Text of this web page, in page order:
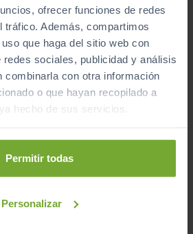
ofrecer funciones de redes
tráfico. Además, compartimos
que haga del sitio web con
sociales, publicidad y análisis
combinarla con otra información
o que hayan recopilado a
hecho de sus servicios.
Permitir todas
Personalizar
- 4.000 €
70KW (95CV)
25.990
21.990